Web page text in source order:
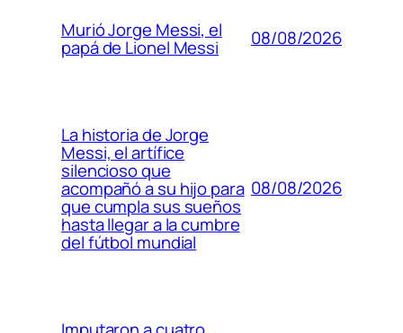
Murió Jorge Messi, el
papá de Lionel Messi 08/08/2026
La historia de Jorge
Messi, el artífice
silencioso que
acompañó a su hijo para
que cumpla sus sueños
hasta llegar a la cumbre
del fútbol mundial
08/08/2026